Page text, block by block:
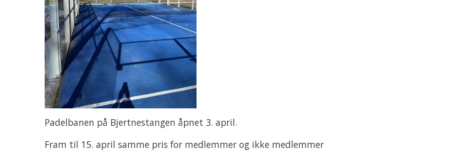
Padelbanen på Bjertnestangen åpnet 3. april.
Fram til 15. april samme pris for medlemmer og ikke medlemmer